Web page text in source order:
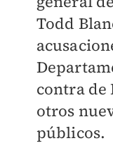
Todd
contra de
otros
públicos.